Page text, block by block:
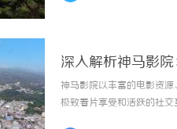
深入解析神马影
神马影院以丰富的电影资
极致看片享受和活跃的社交